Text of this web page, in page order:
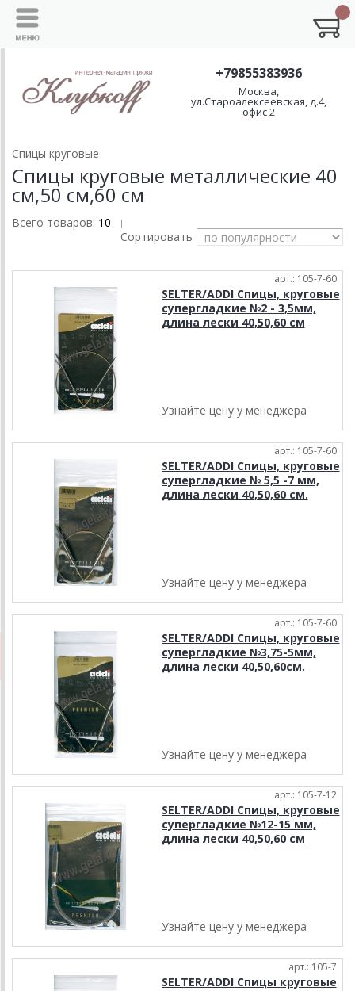
+79855383936
Москва,
ул.Староалексеевская, д.4,
офис 2
Спицы круговые
Спицы круговые металлические 40
см,50 см,60 см
Всего товаров: 10 |
Сортировать
арт.: 105-7-60
SELTER/ADDI Спицы, круговые
супергладкие №2 - 3,5мм,
длина лески 40,50,60 см
Узнайте цену у менеджера
арт.: 105-7-60
SELTER/ADDI Спицы, круговые
супергладкие № 5,5 -7 мм,
длина лески 40,50,60 см.
Узнайте цену у менеджера
арт.: 105-7-60
SELTER/ADDI Спицы, круговые
супергладкие №3,75-5мм,
длина лески 40,50,60см.
Узнайте цену у менеджера
арт.: 105-7-12
SELTER/ADDI Спицы, круговые
супергладкие №12-15 мм,
длина лески 40,50,60 см
Узнайте цену у менеджера
арт.: 105-7
SELTER/ADDI Спицы круговые